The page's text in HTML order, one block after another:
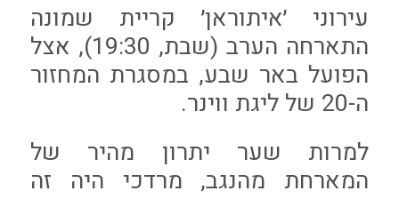
עירוני ׳איתוראן׳ קריית שמונה
התארחה הערב (שבת, 19:30), אצל
הפועל באר שבע, במסגרת המחזור
ה-20 של ליגת ווינר.
למרות שער יתרון מהיר של
המארחת מהנגב, מרדכי היה זה